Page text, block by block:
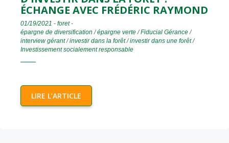
ÉCHANGE AVEC FRÉDÉRIC RAYMOND
01/19/2021 - foret-
épargne de diversification /épargne verte/Fiducial Gérance/
interview gérant/investir dans la forêt/investir dans une forêt/
Investissement socialement responsable
LIRE L’ARTICLE